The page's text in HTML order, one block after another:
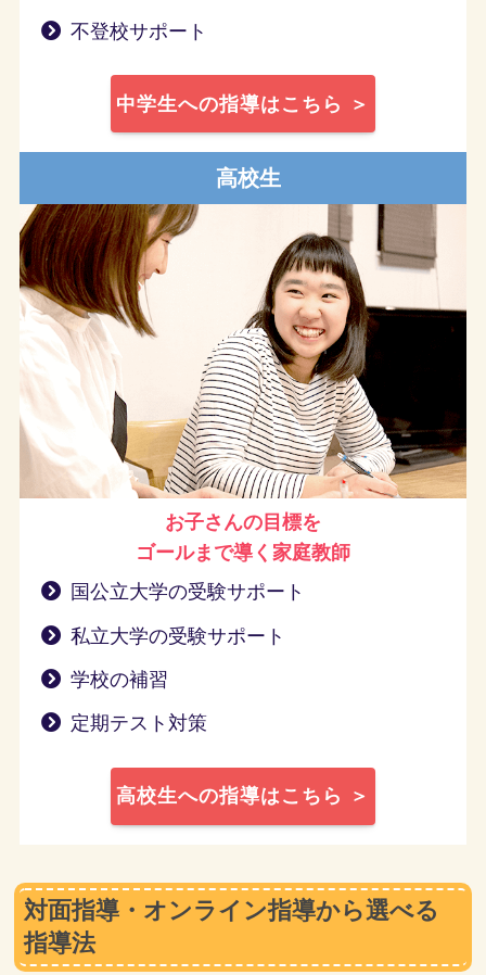
不登校サポート
中学生への指導はこちら ＞
高校生
お子さんの目標を
ゴールまで導く 家庭教師
国公立大学の受験サポート
私立大学の受験サポート
学校の補習
定期テスト対策
高校生への指導はこちら ＞
対面指導・オンライン指導から選べる
指導法